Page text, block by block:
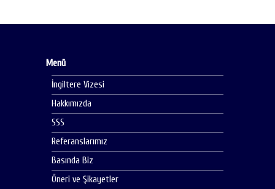
Menü
İngiltere Vizesi
Hakkımızda
SSS
Referanslarımız
Basında Biz
Öneri ve Şikayetler